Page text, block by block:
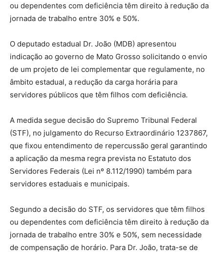
ou dependentes com deficiência têm direito à redução da
jornada de trabalho entre 30% e 50%.
O deputado estadual Dr. João (MDB) apresentou
indicação ao governo de Mato Grosso solicitando o envio
de um projeto de lei complementar que regulamente, no
âmbito estadual, a redução da carga horária para
servidores públicos que têm filhos com deficiência.
A medida segue decisão do Supremo Tribunal Federal
(STF), no julgamento do Recurso Extraordinário 1237867,
que fixou entendimento de repercussão geral garantindo
a aplicação da mesma regra prevista no Estatuto dos
Servidores Federais (Lei nº 8.112/1990) também para
servidores estaduais e municipais.
Segundo a decisão do STF, os servidores que têm filhos
ou dependentes com deficiência têm direito à redução da
jornada de trabalho entre 30% e 50%, sem necessidade
de compensação de horário. Para Dr. João, trata-se de